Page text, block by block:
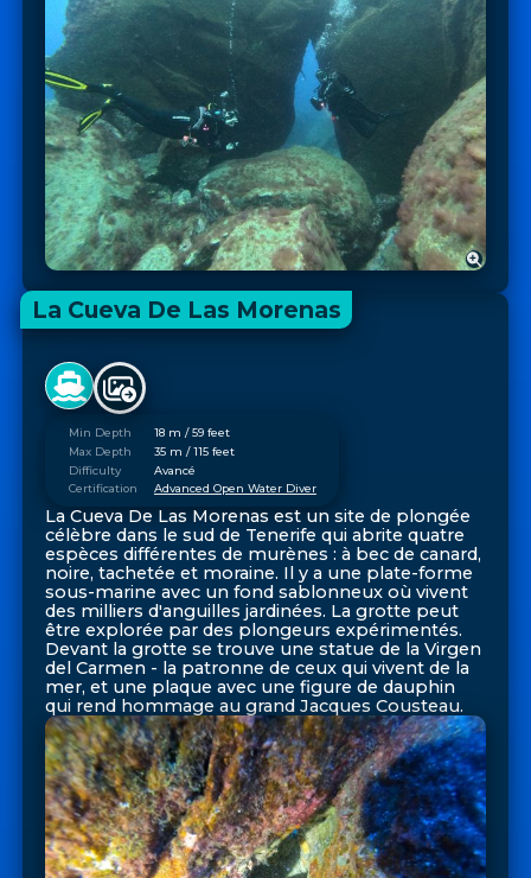
La Cueva De Las Morenas
Min Depth
18 m / 59 feet
Max Depth
35 m / 115 feet
Difficulty
Avancé
Certification
Advanced Open Water Diver
La Cueva De Las Morenas est un site de plongée
célèbre dans le sud de Tenerife qui abrite quatre
espèces différentes de murènes : à bec de canard,
noire, tachetée et moraine. Il y a une plate-forme
sous-marine avec un fond sablonneux où vivent
des milliers d'anguilles jardinées. La grotte peut
être explorée par des plongeurs expérimentés.
Devant la grotte se trouve une statue de la Virgen
del Carmen - la patronne de ceux qui vivent de la
mer, et une plaque avec une figure de dauphin
qui rend hommage au grand Jacques Cousteau.